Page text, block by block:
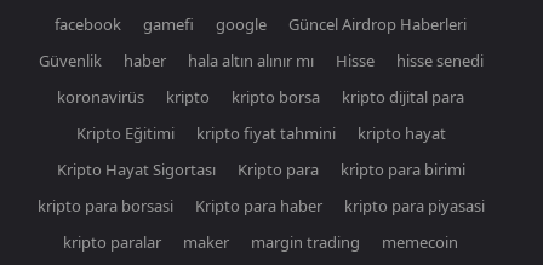
facebook
gamefi google
Güncel Airdrop Haberleri
Güvenlik
haber hala altın alınır mı Hisse
hisse senedi
koronavirüs
kripto kripto borsa
kripto dijital para
Kripto Eğitimi
kripto fiyat tahmini
kripto hayat
Kripto Hayat Sigortası
Kripto para
kripto para birimi
kripto para borsasi
Kripto para haber
kripto para piyasasi
kripto paralar
maker margin trading
memecoin